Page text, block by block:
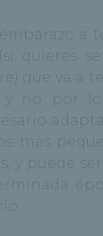
embarazo
quieres
que va a
no por
más
y puede